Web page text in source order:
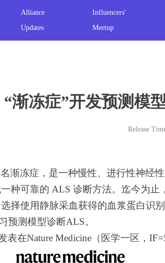
Alliance
Updates
Influencers'
Meetup
渐冻症”开发预测模
Release
渐冻症，是一种慢性、进行性神经
种可靠的 ALS 诊断方法。迄今为
选择使用静脉采血获得的血浆蛋白识
预测模型诊断ALS。
表在Nature Medicine（ 医学一区，